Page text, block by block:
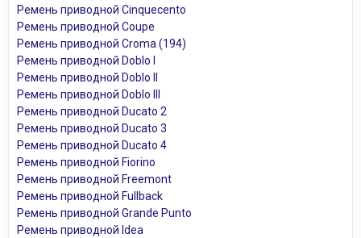
Ремень приводной Cinquecento
Ремень приводной Coupe
Ремень приводной Croma (194)
Ремень приводной Doblo I
Ремень приводной Doblo II
Ремень приводной Doblo III
Ремень приводной Ducato 2
Ремень приводной Ducato 3
Ремень приводной Ducato 4
Ремень приводной Fiorino
Ремень приводной Freemont
Ремень приводной Fullback
Ремень приводной Grande Punto
Ремень приводной Idea